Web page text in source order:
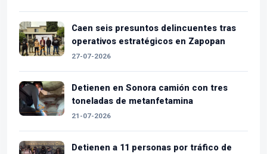
Caen seis presuntos delincuentes tras
operativos estratégicos en Zapopan
27-07-2026
Detienen en Sonora camión con tres
toneladas de metanfetamina
21-07-2026
Detienen a 11 personas por tráfico de